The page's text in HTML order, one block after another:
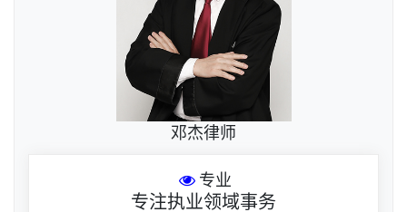
邓杰律师
专业
专注执业领域事务